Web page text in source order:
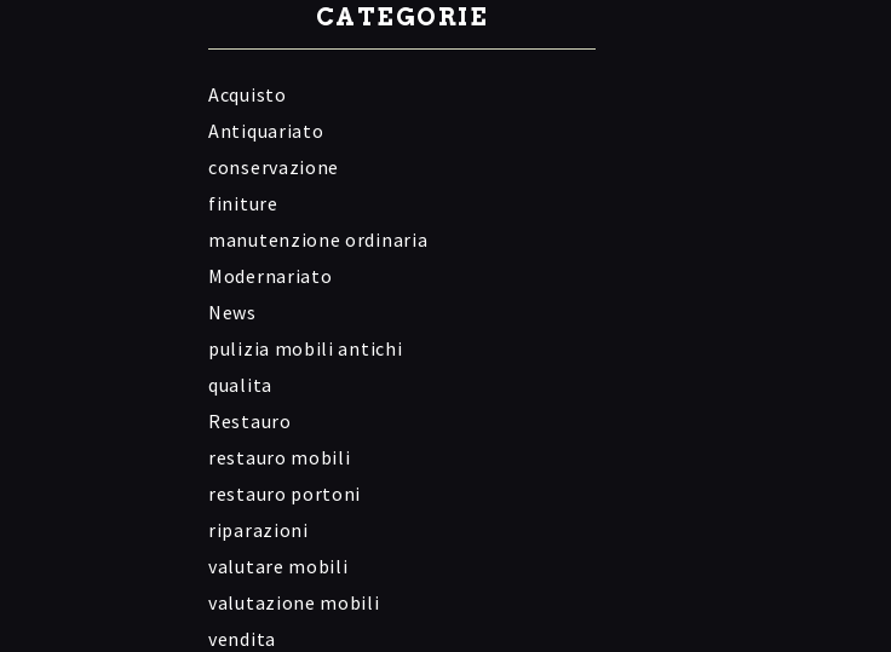
CATEGORIE
Acquisto
Antiquariato
conservazione
finiture
manutenzione ordinaria
Modernariato
News
pulizia mobili antichi
qualita
Restauro
restauro mobili
restauro portoni
riparazioni
valutare mobili
valutazione mobili
vendita